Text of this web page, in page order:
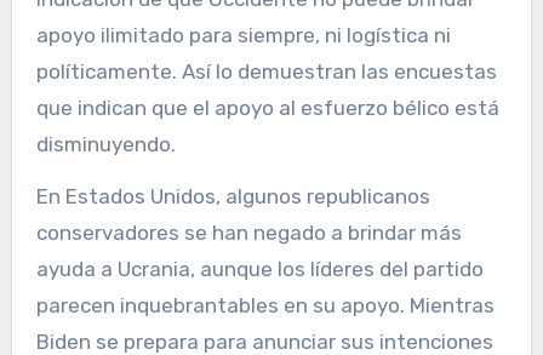
apoyo ilimitado para siempre, ni logística ni
políticamente. Así lo demuestran las encuestas
que indican que el apoyo al esfuerzo bélico está
disminuyendo.
En Estados Unidos, algunos republicanos
conservadores se han negado a brindar más
ayuda a Ucrania, aunque los líderes del partido
parecen inquebrantables en su apoyo. Mientras
Biden se prepara para anunciar sus intenciones